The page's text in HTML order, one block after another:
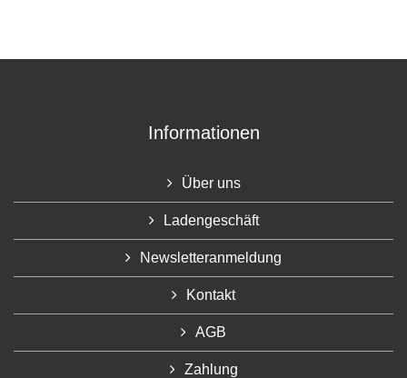
Informationen
Über uns
Ladengeschäft
Newsletteranmeldung
Kontakt
AGB
Zahlung